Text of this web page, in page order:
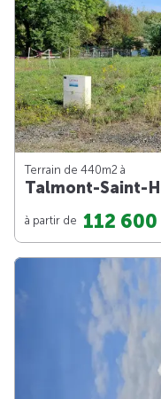
Terrain de 440m2 à
Talmont-Saint-
à partir de 112 600